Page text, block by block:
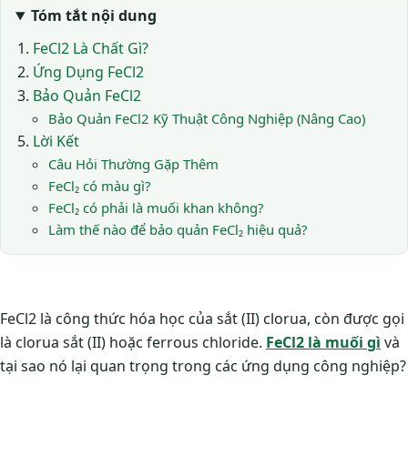
Tóm tắt nội dung
FeCl2 Là Chất Gì?
Ứng Dụng FeCl2
Bảo Quản FeCl2
Bảo Quản FeCl2 Kỹ Thuật Công Nghiệp (Nâng Cao)
Lời Kết
Câu Hỏi Thường Gặp Thêm
FeCl₂ có màu gì?
FeCl₂ có phải là muối khan không?
Làm thế nào để bảo quản FeCl₂ hiệu quả?
FeCl2 là công thức hóa học của sắt (II) clorua, còn được gọi
là clorua sắt (II) hoặc ferrous chloride. FeCl2 là muối gì và
tại sao nó lại quan trọng trong các ứng dụng công nghiệp?